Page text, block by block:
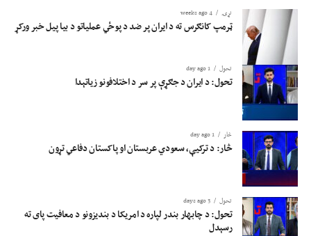
نړۍ 4 weeks ago
ټرمپ کانګرس ته د ایران پر ضد د پوځي عملیاتو د بیا پیل خبر ورکړ
تحول 1 day ago
تحول: د ایران د جګړې پر سر د اختلافونو زیاتېدا
څار 1 day ago
څار: د ترکیې، سعودي عربستان او پاکستان دفاعي تړون
تحول 3 days ago
تحول: د چابهار بندر لپاره د امریکا د بندیزونو د معافیت پای ته
رسېدل